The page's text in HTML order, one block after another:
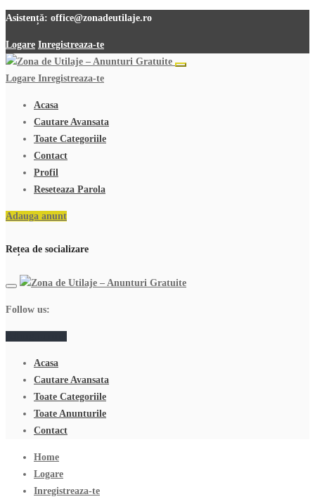
Asistență: office@zonadeutilaje.ro
Logare Inregistreaza-te
Logare Inregistreaza-te
Acasa
Cautare Avansata
Toate Categoriile
Contact
Profil
Reseteaza Parola
Adauga anunt
Rețea de socializare
Follow us:
Acasa
Cautare Avansata
Toate Categoriile
Toate Anunturile
Contact
Home
Logare
Inregistreaza-te